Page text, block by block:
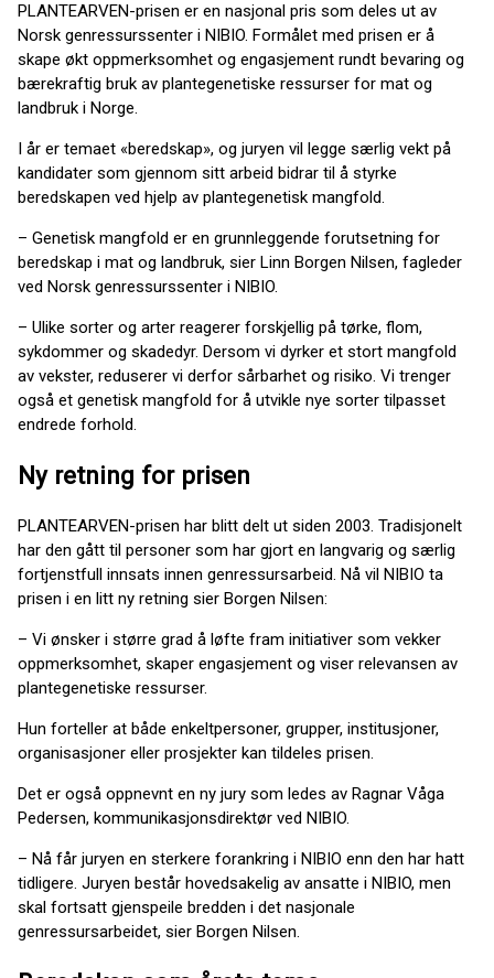
PLANTEARVEN-prisen er en nasjonal pris som deles ut av
Norsk genressurssenter i NIBIO. Formålet med prisen er å
skape økt oppmerksomhet og engasjement rundt bevaring og
bærekraftig bruk av plantegenetiske ressurser for mat og
landbruk i Norge.
I år er temaet «beredskap», og juryen vil legge særlig vekt på
kandidater som gjennom sitt arbeid bidrar til å styrke
beredskapen ved hjelp av plantegenetisk mangfold.
– Genetisk mangfold er en grunnleggende forutsetning for
beredskap i mat og landbruk, sier Linn Borgen Nilsen, fagleder
ved Norsk genressurssenter i NIBIO.
– Ulike sorter og arter reagerer forskjellig på tørke, flom,
sykdommer og skadedyr. Dersom vi dyrker et stort mangfold
av vekster, reduserer vi derfor sårbarhet og risiko. Vi trenger
også et genetisk mangfold for å utvikle nye sorter tilpasset
endrede forhold.
Ny retning for prisen
PLANTEARVEN-prisen har blitt delt ut siden 2003. Tradisjonelt
har den gått til personer som har gjort en langvarig og særlig
fortjenstfull innsats innen genressursarbeid. Nå vil NIBIO ta
prisen i en litt ny retning sier Borgen Nilsen:
– Vi ønsker i større grad å løfte fram initiativer som vekker
oppmerksomhet, skaper engasjement og viser relevansen av
plantegenetiske ressurser.
Hun forteller at både enkeltpersoner, grupper, institusjoner,
organisasjoner eller prosjekter kan tildeles prisen.
Det er også oppnevnt en ny jury som ledes av Ragnar Våga
Pedersen, kommunikasjonsdirektør ved NIBIO.
– Nå får juryen en sterkere forankring i NIBIO enn den har hatt
tidligere. Juryen består hovedsakelig av ansatte i NIBIO, men
skal fortsatt gjenspeile bredden i det nasjonale
genressursarbeidet, sier Borgen Nilsen.